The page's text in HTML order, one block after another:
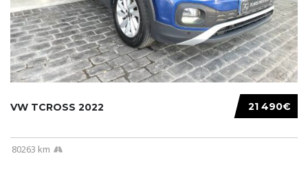
21 490€
VW TCROSS 2022
80263 km